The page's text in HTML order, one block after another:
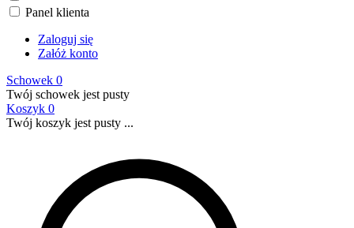
Panel klienta
Zaloguj się
Załóż konto
Schowek 0
Twój schowek jest pusty
Koszyk 0
Twój koszyk jest pusty ...